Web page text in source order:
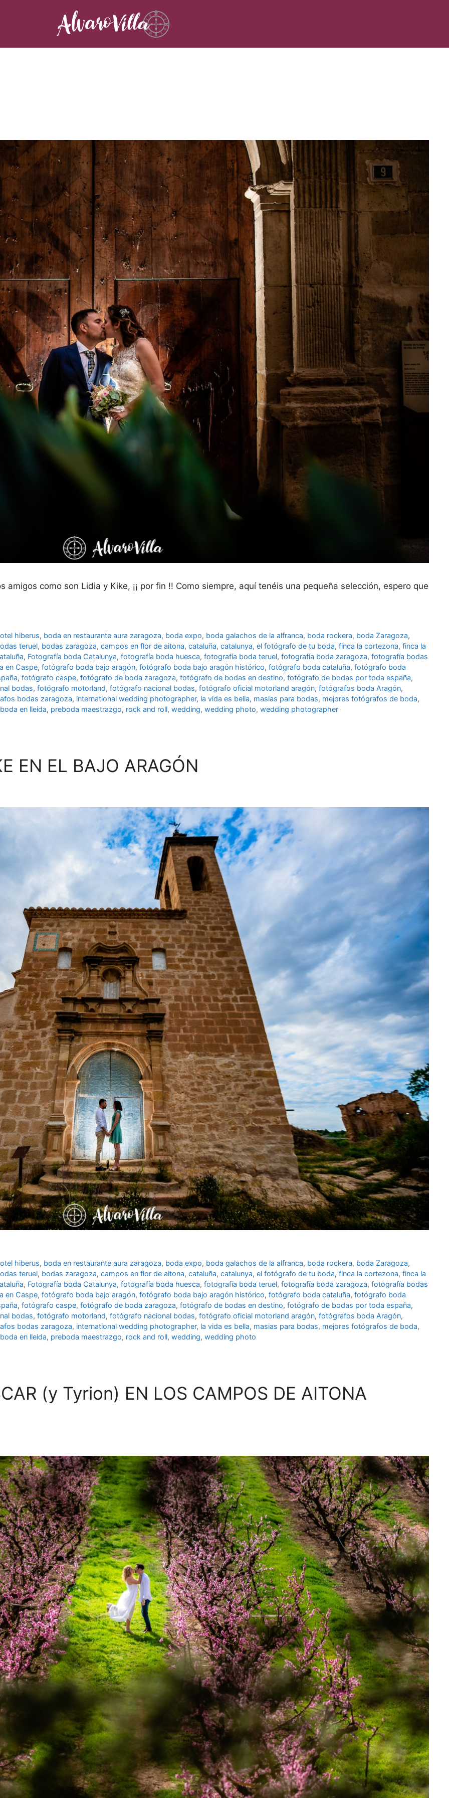
como son Lidia y Kike, ¡¡ por fin !! Como siempre, aquí tenéis una pequeña selección, espero que
hiberus, boda en restaurante aura zaragoza, boda expo, boda galachos de la alfranca, boda rockera, boda Zaragoza,
teruel, bodas zaragoza, campos en flor de aitona, cataluña, catalunya, el fotógrafo de tu boda, finca la cortezona, finca la
, Fotografía boda Catalunya, fotografía boda huesca, fotografía boda teruel, fotografía boda zaragoza, fotografía bodas
en Caspe, fotógrafo boda bajo aragón, fotógrafo boda bajo aragón histórico, fotógrafo boda cataluña, fotógrafo boda
, fotógrafo caspe, fotógrafo de boda zaragoza, fotógrafo de bodas en destino, fotógrafo de bodas por toda españa,
bodas, fotógrafo motorland, fotógrafo nacional bodas, fotógrafo oficial motorland aragón, fotógrafos boda Aragón,
bodas zaragoza, international wedding photographer, la vida es bella, masias para bodas, mejores fotógrafos de boda,
en lleida, preboda maestrazgo, rock and roll, wedding, wedding photo, wedding photographer
EN EL BAJO ARAGÓN
hiberus, boda en restaurante aura zaragoza, boda expo, boda galachos de la alfranca, boda rockera, boda Zaragoza,
teruel, bodas zaragoza, campos en flor de aitona, cataluña, catalunya, el fotógrafo de tu boda, finca la cortezona, finca la
, Fotografía boda Catalunya, fotografía boda huesca, fotografía boda teruel, fotografía boda zaragoza, fotografía bodas
en Caspe, fotógrafo boda bajo aragón, fotógrafo boda bajo aragón histórico, fotógrafo boda cataluña, fotógrafo boda
, fotógrafo caspe, fotógrafo de boda zaragoza, fotógrafo de bodas en destino, fotógrafo de bodas por toda españa,
bodas, fotógrafo motorland, fotógrafo nacional bodas, fotógrafo oficial motorland aragón, fotógrafos boda Aragón,
bodas zaragoza, international wedding photographer, la vida es bella, masias para bodas, mejores fotógrafos de boda,
en lleida, preboda maestrazgo, rock and roll, wedding, wedding photo
(y Tyrion) EN LOS CAMPOS DE AITONA